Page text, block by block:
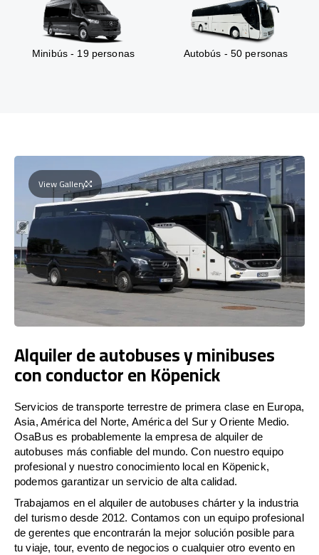
Minibús - 19 personas Autobús - 50 personas
View Gallery
Alquiler de autobuses y minibuses
con conductor en Köpenick
Servicios de transporte terrestre de primera clase en Europa,
Asia, América del Norte, América del Sur y Oriente Medio.
OsaBus es probablemente la empresa de alquiler de
autobuses más confiable del mundo. Con nuestro equipo
profesional y nuestro conocimiento local en Köpenick,
podemos garantizar un servicio de alta calidad.
Trabajamos en el alquiler de autobuses chárter y la industria
del turismo desde 2012. Contamos con un equipo profesional
de gerentes que encontrarán la mejor solución posible para
tu viaje, tour, evento de negocios o cualquier otro evento en